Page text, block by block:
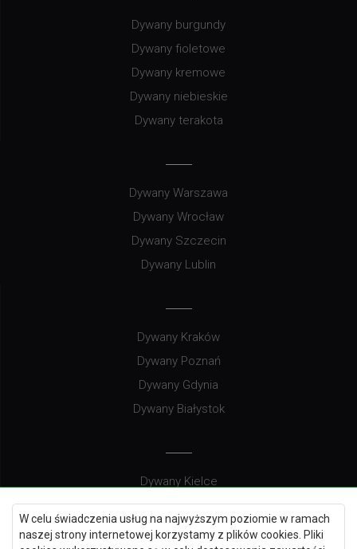
W celu świadczenia usług na najwyższym poziomie w ramach
naszej strony internetowej korzystamy z plików cookies. Pliki
Dywany burgundy
Dywany fioletowe
Dywany kremowe
Dywany niebieskie
Dywany terakota
Dywany Warszawa
Dywany Wrocław
Dywany Szczecin
Dywany Lublin
Dywany Kraków
Dywany Poznań
Dywany Gdynia
Dywany Białystok
Dywany Kielce
Dywany Gdańsk
Dywany Toruń